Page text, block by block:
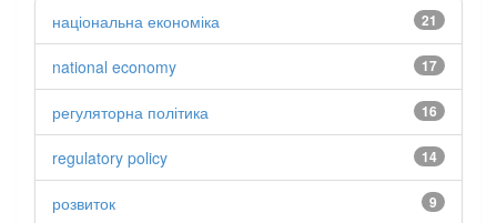
21
національна економіка
17
national economy
16
регуляторна політика
14
regulatory policy
9
розвиток